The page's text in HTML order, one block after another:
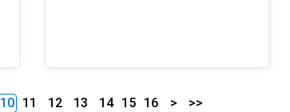
10 11 12 13 14 15 16 > >>